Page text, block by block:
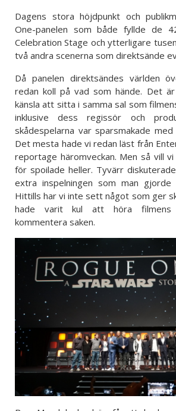
Dagens stora höjdpunkt och
One-panelen som både fyllde de
Celebration Stage och ytterligare
två andra scenerna som direktsände
Då panelen direktsändes världen
redan koll på vad som hände. Det
känsla att sitta i samma sal som
inklusive dess regissör och
skådespelarna var sparsmakade
Det mesta hade vi redan läst från
reportage häromveckan. Men så vill
för spoilade heller. Tyvärr
extra inspelningen som man gjorde
Hittills har vi inte sett något som ger
hade varit kul att höra filmens
kommentera saken.